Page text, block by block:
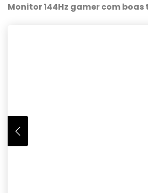
Monitor 144Hz gamer com